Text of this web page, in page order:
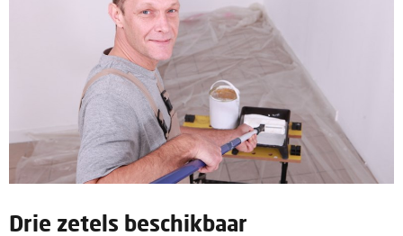
Drie zetels beschikbaar